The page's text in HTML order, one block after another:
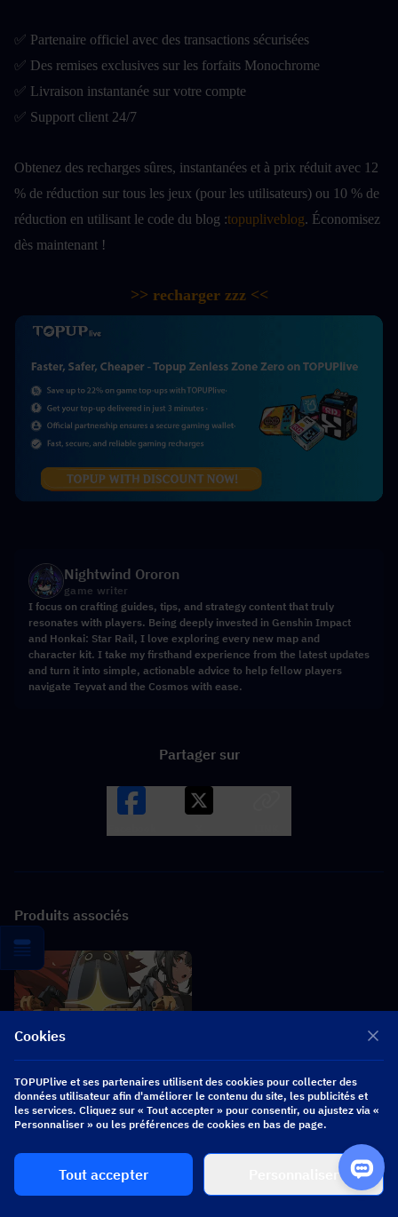
✅ Partenaire officiel avec des transactions sécurisées
✅ Des remises exclusives sur les forfaits Monochrome
✅ Livraison instantanée sur votre compte
✅ Support client 24/7
Obtenez des recharges sûres, instantanées et à prix réduit avec 12
% de réduction sur tous les jeux (pour les utilisateurs) ou 10 % de
réduction en utilisant le code du blog :topupliveblog. Économisez
dès maintenant !
>> recharger zzz <<
Nightwind Ororon
game writer
I focus on crafting guides, tips, and strategy content that truly
resonates with players. Being deeply invested in Genshin Impact
and Honkai: Star Rail, I love exploring every new map and
character kit. I take my firsthand experience from the latest updates
and turn it into simple, actionable advice to help fellow players
navigate Teyvat and the Cosmos with ease.
Partager sur
Produits associés
Zenless Zone Zero
Cookies
TOPUPlive et ses partenaires utilisent des cookies pour collecter des
données utilisateur afin d'améliorer le contenu du site, les publicités et
les services. Cliquez sur « Tout accepter » pour consentir, ou ajustez via «
Personnaliser » ou les préférences de cookies en bas de page.
Tout accepter Personnaliser